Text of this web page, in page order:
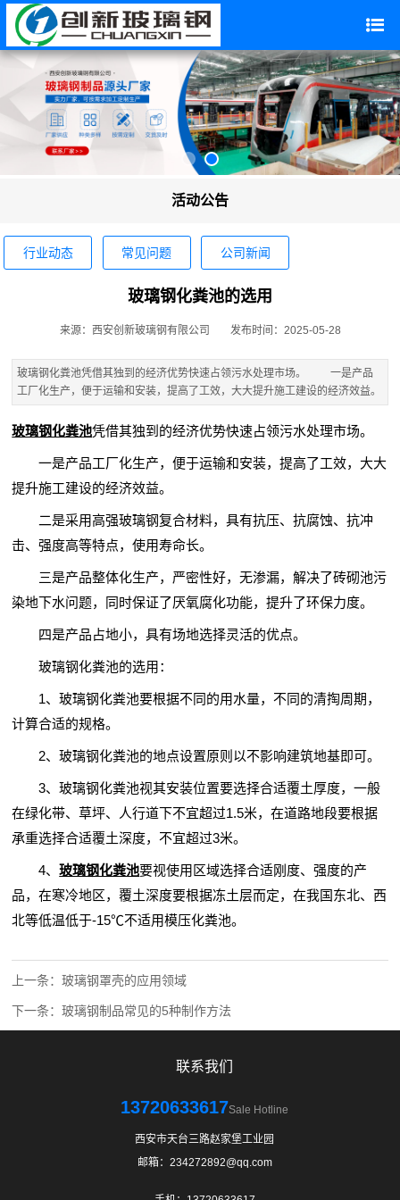
活动公告
行业动态 常见问题 公司新闻
玻璃钢化粪池的选用
来源：西安创新玻璃钢有限公司 发布时间：2025-05-28
玻璃钢化粪池凭借其独到的经济优势快速占领污水处理市场。 一是产品
工厂化生产，便于运输和安装，提高了工效，大大提升施工建设的经济效益。
玻璃钢化粪池凭借其独到的经济优势快速占领污水处理市场。
一是产品工厂化生产，便于运输和安装，提高了工效，大大
提升施工建设的经济效益。
二是采用高强玻璃钢复合材料，具有抗压、抗腐蚀、抗冲
击、强度高等特点，使用寿命长。
三是产品整体化生产，严密性好，无渗漏，解决了砖砌池污
染地下水问题，同时保证了厌氧腐化功能，提升了环保力度。
四是产品占地小，具有场地选择灵活的优点。
玻璃钢化粪池的选用：
1、玻璃钢化粪池要根据不同的用水量，不同的清掏周期，
计算合适的规格。
2、玻璃钢化粪池的地点设置原则以不影响建筑地基即可。
3、玻璃钢化粪池视其安装位置要选择合适覆土厚度，一般
在绿化带、草坪、人行道下不宜超过1.5米，在道路地段要根据
承重选择合适覆土深度，不宜超过3米。
4、玻璃钢化粪池要视使用区域选择合适刚度、强度的产
品，在寒冷地区，覆土深度要根据冻土层而定，在我国东北、西
北等低温低于-15℃不适用模压化粪池。
上一条：玻璃钢罩壳的应用领域
下一条：玻璃钢制品常见的5种制作方法
联系我们
13720633617Sale Hotline
西安市天台三路赵家堡工业园
邮箱：234272892@qq.com